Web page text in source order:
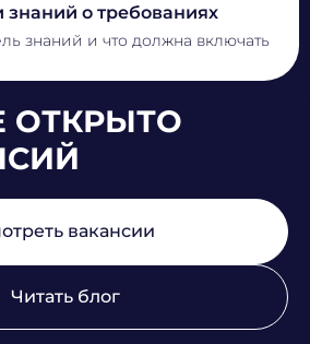
о требованиях
знаний и что должна включать
ОТКРЫТО
вакансии
Читать блог